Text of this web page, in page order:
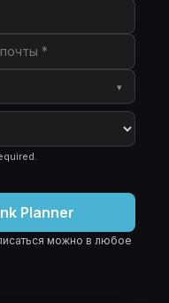
▾
.
Planner
можно в любое